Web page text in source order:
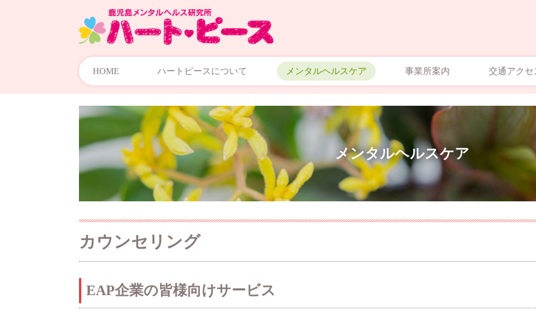
HOME ハートピースについて メンタルヘルスケア 事業所案内 交通アクセ
メンタルヘルスケア
カウンセリング
EAP企業の皆様向けサービス